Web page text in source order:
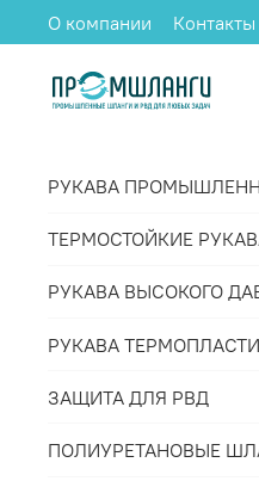
О компании Контакты
РУКАВА
ТЕРМОСТОЙКИЕ
РУКАВА ВЫСОКОГО
РУКАВА
ЗАЩИТА ДЛЯ РВД
ПОЛИУРЕТАНОВЫЕ